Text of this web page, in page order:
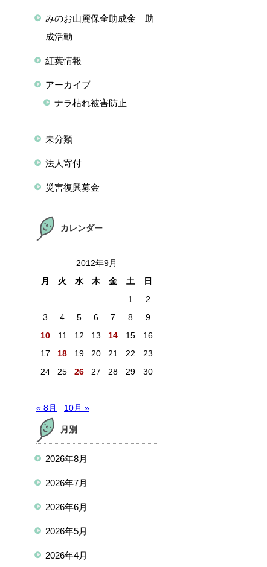
みのお山麓保全助成金 助
成活動
紅葉情報
アーカイブ
ナラ枯れ被害防止
未分類
法人寄付
災害復興募金
カレンダー
2012年9月
月
火 水 木 金 土
日
1
2
3
4 5 6 7 8
9
10
11 12 13 14 15
16
17
18 19 20 21 22
23
24
25 26 27 28 29 30
« 8月 10月 »
月別
2026年8月
2026年7月
2026年6月
2026年5月
2026年4月